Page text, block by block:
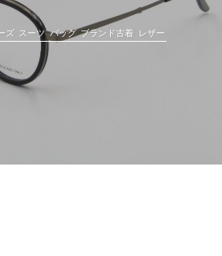
ズ スーツ バッグ ブランド古着 レザー